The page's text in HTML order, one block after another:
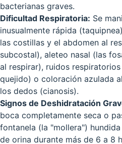
bacterianas graves.
Dificultad Respiratoria: Se
inusualmente rápida
las costillas y el abdomen al
subcostal), aleteo nasal (las
al respirar), ruidos
quejido) o coloración azulada
los dedos (cianosis).
Signos de Deshidratación
boca completamente seca o
fontanela (la "mollera")
de orina durante más de 6 a 8